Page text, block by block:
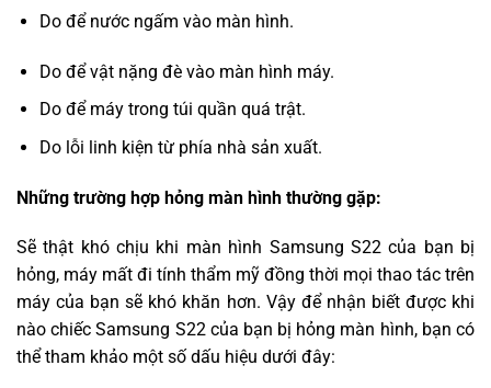
Do để nước ngấm vào màn hình.
Do để vật nặng đè vào màn hình máy.
Do để máy trong túi quần quá trật.
Do lỗi linh kiện từ phía nhà sản xuất.
Những trường hợp hỏng màn hình thường gặp:
Sẽ thật khó chịu khi màn hình Samsung S22 của bạn bị
hỏng, máy mất đi tính thẩm mỹ đồng thời mọi thao tác trên
máy của bạn sẽ khó khăn hơn. Vậy để nhận biết được khi
nào chiếc Samsung S22 của bạn bị hỏng màn hình, bạn có
thể tham khảo một số dấu hiệu dưới đây: